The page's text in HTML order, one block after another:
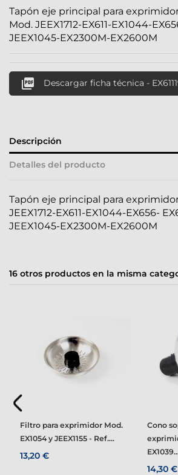
Tapón eje principal para
Mod. JEEX1712-EX611-EX1044-
JEEX1045-EX2300M-EX2600M
 Descargar ficha técnica -
Descripción
Detalles del producto
Tapón eje principal para
JEEX1712-EX611-EX1044-EX656-
JEEX1045-EX2300M-EX2600M
16 otros productos en la misma
Filtro para exprimidor Mod.
EX1054 y JEEX1155 - Ref....
13,20 €
Cono soporte naranja para
14,30 €